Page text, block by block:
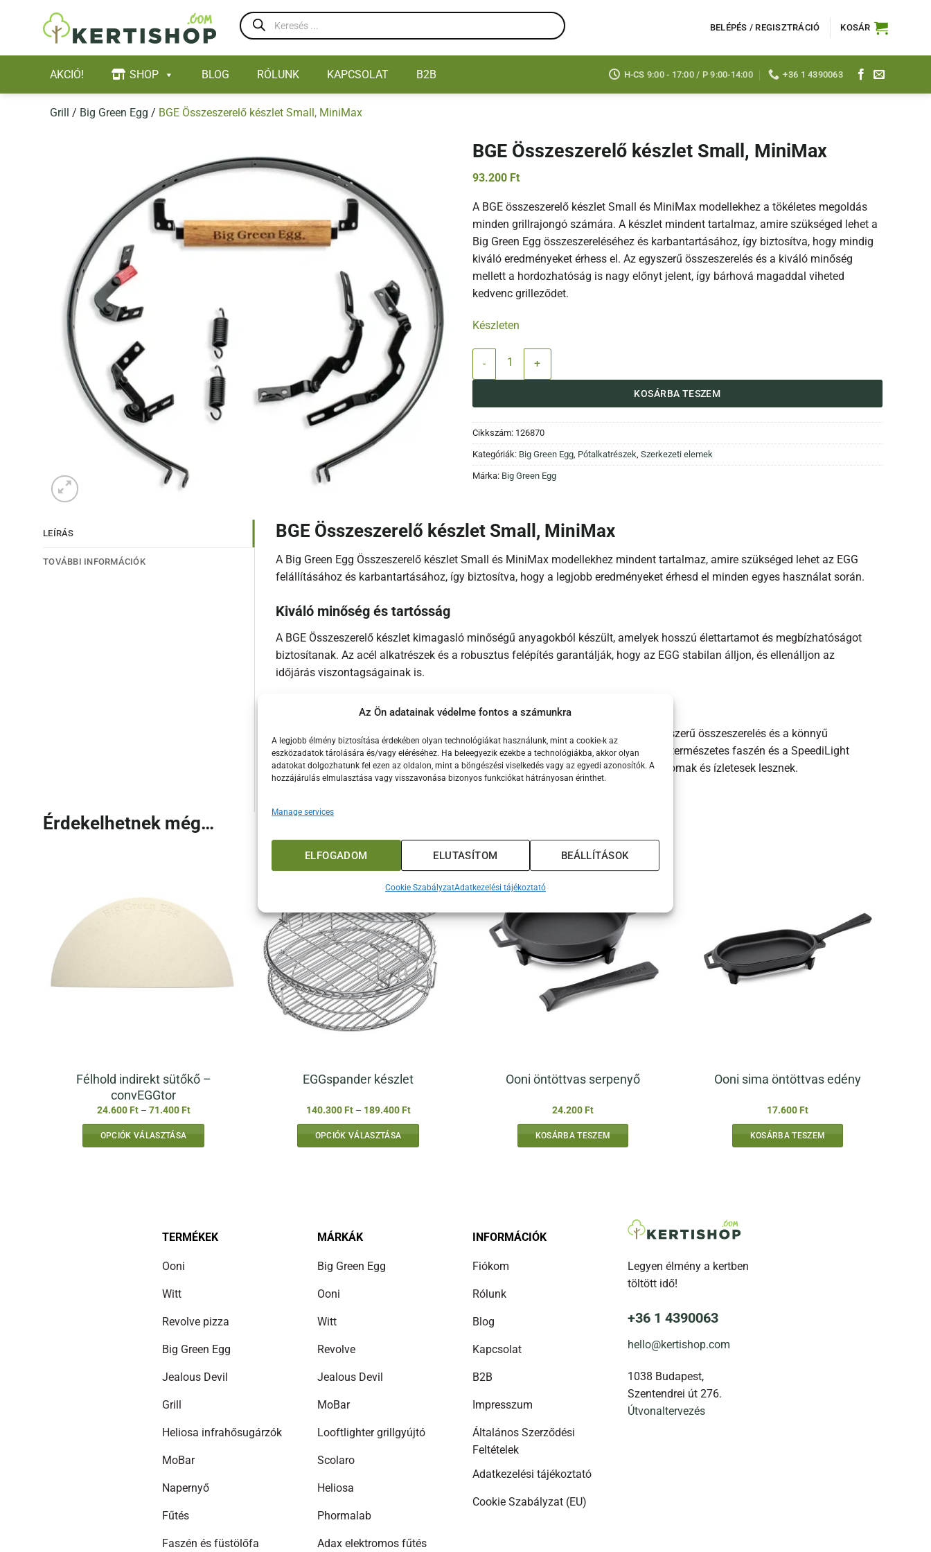
Az Ön adatainak védelme fontos a számunkra
A legjobb élmény biztosítása érdekében olyan technológiákat használunk, mint a cookie-k az
eszközadatok tárolására és/vagy eléréséhez. Ha beleegyezik ezekbe a technológiákba, akkor olyan
adatokat dolgozhatunk fel ezen az oldalon, mint a böngészési viselkedés vagy az egyedi azonosítók. A
hozzájárulás elmulasztása vagy visszavonása bizonyos funkciókat hátrányosan érinthet.
Manage services
ELFOGADOM ELUTASÍTOM BEÁLLÍTÁSOK
Cookie SzabályzatAdatkezelési tájékoztató
Products
search
BELÉPÉS / REGISZTRÁCIÓ KOSÁR
AKCIÓ! SHOP BLOG RÓLUNK KAPCSOLAT B2B H-CS 9:00 - 17:00 / P 9:00-14:00 +36 1 4390063
Grill / Big Green Egg / BGE Összeszerelő készlet Small, MiniMax
BGE Összeszerelő készlet Small, MiniMax
93.200 Ft
A BGE összeszerelő készlet Small és MiniMax modellekhez a tökéletes megoldás
minden grillrajongó számára. A készlet mindent tartalmaz, amire szükséged lehet a
Big Green Egg összeszereléséhez és karbantartásához, így biztosítva, hogy mindig
kiváló eredményeket érhess el. Az egyszerű összeszerelés és a kiváló minőség
mellett a hordozhatóság is nagy előnyt jelent, így bárhová magaddal viheted
kedvenc grilleződet.
Készleten
BGE Összeszerelő készlet Small, MiniMax mennyiség
KOSÁRBA TESZEM
Cikkszám: 126870
Kategóriák: Big Green Egg Pótalkatrészek Szerkezeti elemek
Márka: Big Green Egg
LEÍRÁS
TOVÁBBI INFORMÁCIÓK
BGE Összeszerelő készlet Small, MiniMax
A Big Green Egg Összeszerelő készlet Small és MiniMax modellekhez mindent tartalmaz, amire szükséged lehet az EGG
felállításához és karbantartásához, így biztosítva, hogy a legjobb eredményeket érhesd el minden egyes használat során.
Kiváló minőség és tartósság
A BGE Összeszerelő készlet kimagasló minőségű anyagokból készült, amelyek hosszú élettartamot és megbízhatóságot
biztosítanak. Az acél alkatrészek és a robusztus felépítés garantálják, hogy az EGG stabilan álljon, és ellenálljon az
időjárás viszontagságainak is.
A BGE Összeszerelő készlet számos előnyt kínál a felhasználók számára. Az egyszerű összeszerelés és a könnyű
karbantartás mellett a készlet tartóssága és prémium minősége is kiemelkedő. A természetes faszén és a SpeediLight
gyújtók biztosítják, hogy mindig tökéletes égést érhess el, így az ételek mindig finomak és ízletesek lesznek.
Érdekelhetnek még…
Félhold indirekt sütőkő –
convEGGtor
24.600 Ft – 71.400 FtÁrtartomány:
OPCIÓK VÁLASZTÁSA
változatok
termékoldalon
EGGspander készlet
140.300 Ft – 189.400 FtÁrtartomány:
OPCIÓK VÁLASZTÁSA
van.
változatok
Ooni öntöttvas serpenyő
24.200 Ft
KOSÁRBA TESZEM
Ooni sima öntöttvas edény
17.600 Ft
KOSÁRBA TESZEM
TERMÉKEK
Ooni
Witt
Revolve pizza
Big Green Egg
Jealous Devil
Grill
Heliosa infrahősugárzók
MoBar
Napernyő
Fűtés
Faszén és füstölőfa
MÁRKÁK
Big Green Egg
Ooni
Witt
Revolve
Jealous Devil
MoBar
Looftlighter grillgyújtó
Scolaro
Heliosa
Phormalab
Adax elektromos fűtés
INFORMÁCIÓK
Fiókom
Rólunk
Blog
Kapcsolat
B2B
Impresszum
Általános Szerződési
Feltételek
Adatkezelési tájékoztató
Cookie Szabályzat (EU)
Legyen élmény a kertben
töltött idő!
+36 1 4390063
hello@kertishop.com
1038 Budapest,
Szentendrei út 276.
Útvonaltervezés